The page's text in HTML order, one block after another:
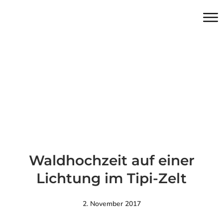
Waldhochzeit auf einer
Lichtung im Tipi-Zelt
2. November 2017